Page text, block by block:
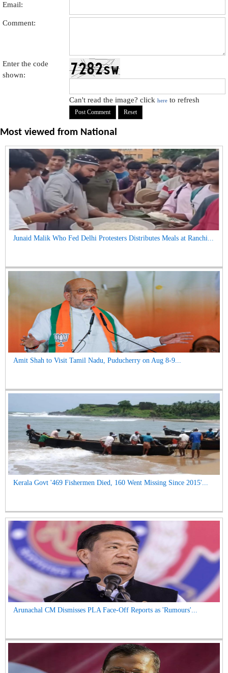
Email:
Comment:
Enter the code
shown:
Can't read the image? clickhere to refresh
Most viewed from National
Junaid Malik Who Fed Delhi Protesters Distributes Meals at Ranchi...
Amit Shah to Visit Tamil Nadu, Puducherry on Aug 8-9...
Kerala Govt '469 Fishermen Died, 160 Went Missing Since 2015'...
Arunachal CM Dismisses PLA Face-Off Reports as 'Rumours'...